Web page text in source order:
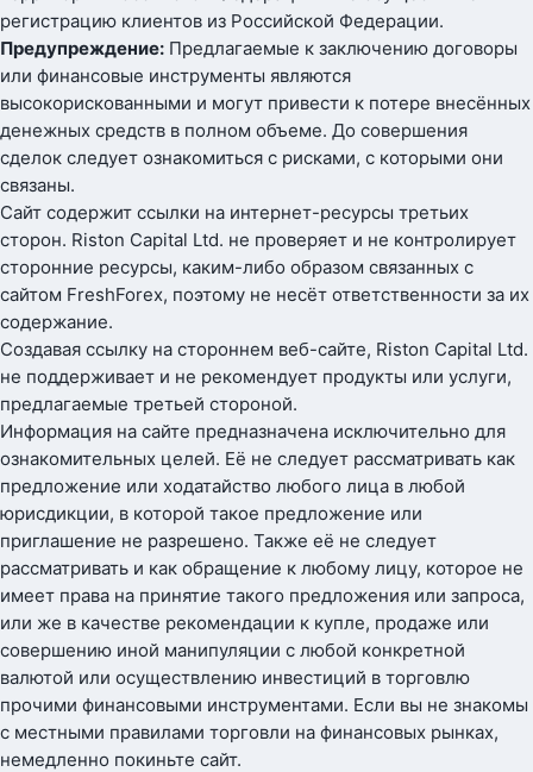
регистрацию клиентов из Российской Федерации.
Предупреждение: Предлагаемые к заключению договоры
или финансовые инструменты являются
высокорискованными и могут привести к потере внесённых
денежных средств в полном объеме. До совершения
сделок следует ознакомиться с рисками, с которыми они
связаны.
Сайт содержит ссылки на интернет-ресурсы третьих
сторон. Riston Capital Ltd. не проверяет и не контролирует
сторонние ресурсы, каким-либо образом связанных с
сайтом FreshForex, поэтому не несёт ответственности за их
содержание.
Создавая ссылку на стороннем веб-сайте, Riston Capital Ltd.
не поддерживает и не рекомендует продукты или услуги,
предлагаемые третьей стороной.
Информация на сайте предназначена исключительно для
ознакомительных целей. Её не следует рассматривать как
предложение или ходатайство любого лица в любой
юрисдикции, в которой такое предложение или
приглашение не разрешено. Также её не следует
рассматривать и как обращение к любому лицу, которое не
имеет права на принятие такого предложения или запроса,
или же в качестве рекомендации к купле, продаже или
совершению иной манипуляции с любой конкретной
валютой или осуществлению инвестиций в торговлю
прочими финансовыми инструментами. Если вы не знакомы
с местными правилами торговли на финансовых рынках,
немедленно покиньте сайт.